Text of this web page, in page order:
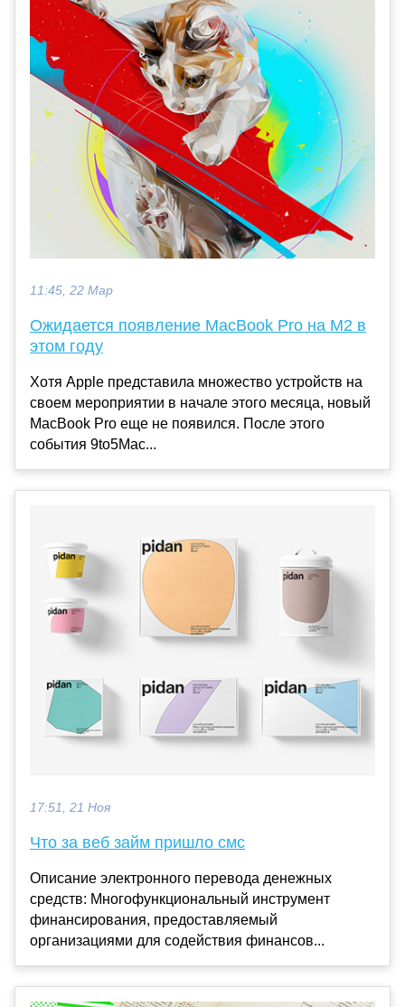
11:45, 22 Мар
Ожидается появление MacBook Pro на M2 в
этом году
Хотя Apple представила множество устройств на
своем мероприятии в начале этого месяца, новый
MacBook Pro еще не появился. После этого
события 9to5Mac...
17:51, 21 Ноя
Что за веб займ пришло смс
Описание электронного перевода денежных
средств: Многофункциональный инструмент
финансирования, предоставляемый
организациями для содействия финансов...